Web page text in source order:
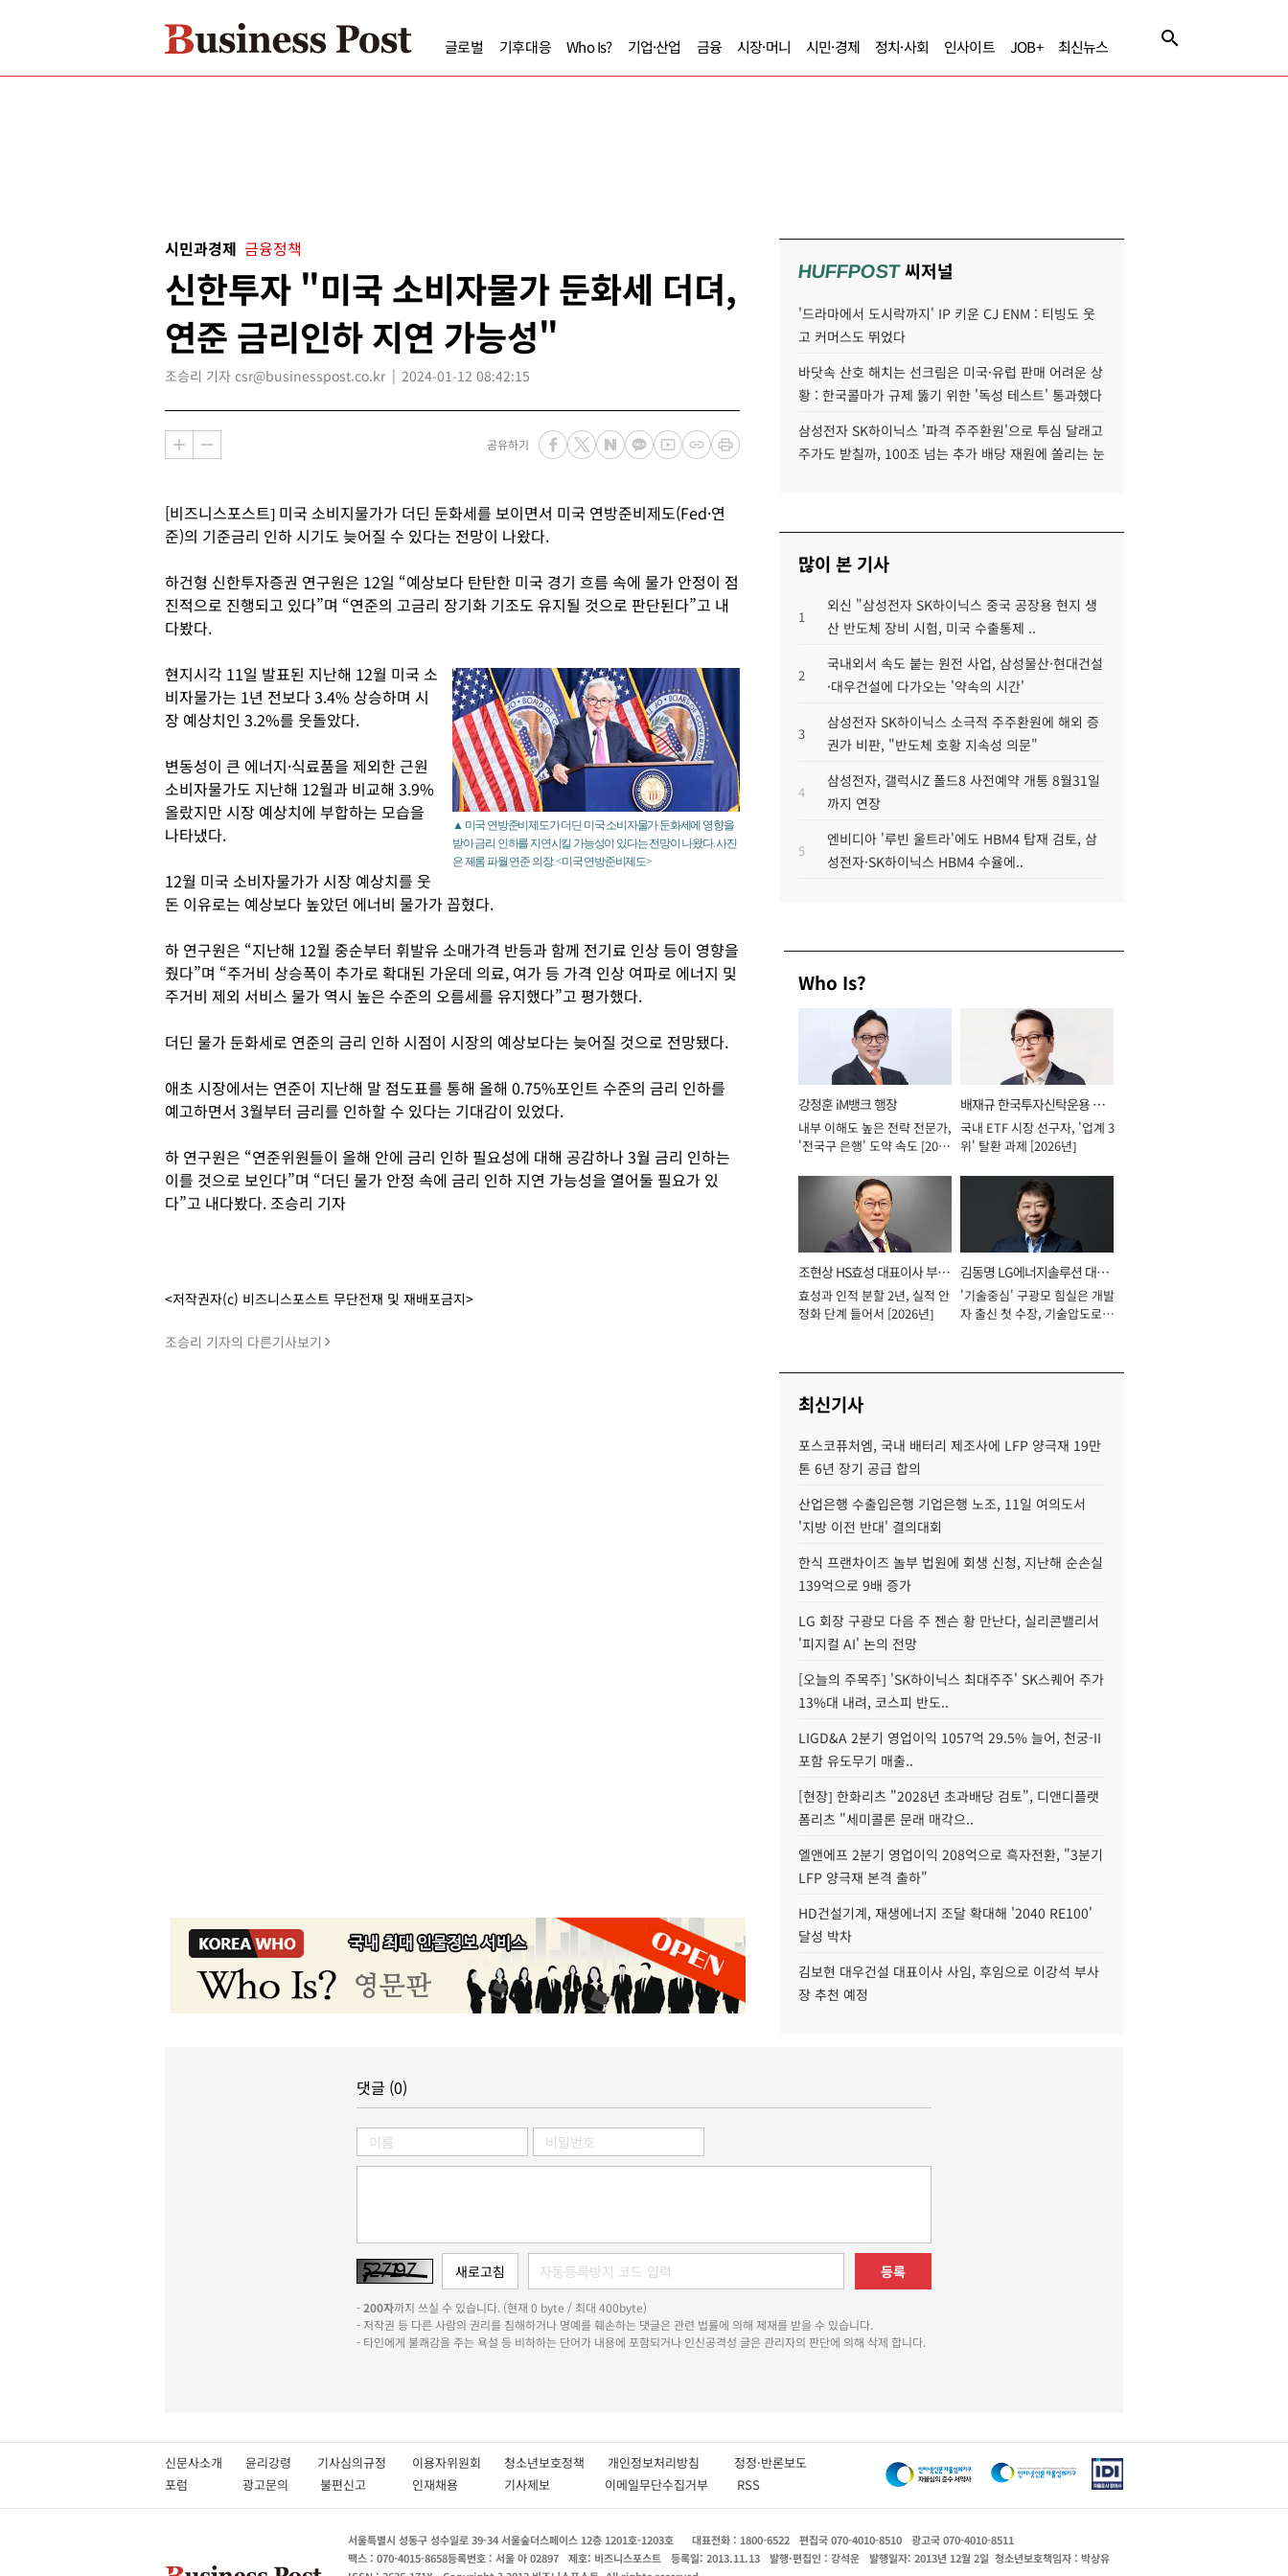
글로벌 기후대응 Who Is? 기업·산업 금융 시장·머니 시민·경제 정치·사회 인사이트 JOB+ 최신뉴스
시민과경제 금융정책
신한투자 "미국 소비자물가 둔화세 더뎌,
연준 금리인하 지연 가능성"
조승리 기자 csr@businesspost.co.kr 2024-01-12 08:42:15
공유하기
[비즈니스포스트] 미국 소비지물가가 더딘 둔화세를 보이면서 미국 연방준비제도(Fed·연
준)의 기준금리 인하 시기도 늦어질 수 있다는 전망이 나왔다.
하건형 신한투자증권 연구원은 12일 “예상보다 탄탄한 미국 경기 흐름 속에 물가 안정이 점
진적으로 진행되고 있다”며 “연준의 고금리 장기화 기조도 유지될 것으로 판단된다”고 내
다봤다.
▲ 미국 연방준비제도가 더딘 미국 소비자물가 둔화세에 영향을
받아 금리 인하를 지연시킬 가능성이 있다는 전망이 나왔다. 사진
은 제롬 파월 연준 의장. <미국 연방준비제도>
현지시각 11일 발표된 지난해 12월 미국 소
비자물가는 1년 전보다 3.4% 상승하며 시
장 예상치인 3.2%를 웃돌았다.
변동성이 큰 에너지·식료품을 제외한 근원
소비자물가도 지난해 12월과 비교해 3.9%
올랐지만 시장 예상치에 부합하는 모습을
나타냈다.
12월 미국 소비자물가가 시장 예상치를 웃
돈 이유로는 예상보다 높았던 에너비 물가가 꼽혔다.
하 연구원은 “지난해 12월 중순부터 휘발유 소매가격 반등과 함께 전기료 인상 등이 영향을
줬다”며 “주거비 상승폭이 추가로 확대된 가운데 의료, 여가 등 가격 인상 여파로 에너지 및
주거비 제외 서비스 물가 역시 높은 수준의 오름세를 유지했다”고 평가했다.
더딘 물가 둔화세로 연준의 금리 인하 시점이 시장의 예상보다는 늦어질 것으로 전망됐다.
애초 시장에서는 연준이 지난해 말 점도표를 통해 올해 0.75%포인트 수준의 금리 인하를
예고하면서 3월부터 금리를 인하할 수 있다는 기대감이 있었다.
하 연구원은 “연준위원들이 올해 안에 금리 인하 필요성에 대해 공감하나 3월 금리 인하는
이를 것으로 보인다”며 “더딘 물가 안정 속에 금리 인하 지연 가능성을 열어둘 필요가 있
다”고 내다봤다. 조승리 기자
<저작권자(c) 비즈니스포스트 무단전재 및 재배포금지>
조승리 기자의 다른기사보기
HUFFPOST씨저널
'드라마에서 도시락까지' IP 키운 CJ ENM : 티빙도 웃
고 커머스도 뛰었다
바닷속 산호 해치는 선크림은 미국·유럽 판매 어려운 상
황 : 한국콜마가 규제 뚫기 위한 '독성 테스트' 통과했다
삼성전자 SK하이닉스 '파격 주주환원'으로 투심 달래고
주가도 받칠까, 100조 넘는 추가 배당 재원에 쏠리는 눈
많이 본 기사
1
외신 "삼성전자 SK하이닉스 중국 공장용 현지 생
산 반도체 장비 시험, 미국 수출통제 ..
2
국내외서 속도 붙는 원전 사업, 삼성물산·현대건설
·대우건설에 다가오는 '약속의 시간'
3
삼성전자 SK하이닉스 소극적 주주환원에 해외 증
권가 비판, "반도체 호황 지속성 의문"
4
삼성전자, 갤럭시Z 폴드8 사전예약 개통 8월31일
까지 연장
5
엔비디아 '루빈 울트라'에도 HBM4 탑재 검토, 삼
성전자·SK하이닉스 HBM4 수율에..
Who Is?
강정훈 iM뱅크 행장
내부 이해도 높은 전략 전문가,
'전국구 은행' 도약 속도 [2026
배재규 한국투자신탁운용 대
표이사 사장
국내 ETF 시장 선구자, '업계 3
위' 탈환 과제 [2026년]
조현상 HS효성 대표이사 부회
장
효성과 인적 분할 2년, 실적 안
정화 단계 들어서 [2026년]
김동명 LG에너지솔루션 대표
이사 사장
'기술중심' 구광모 힘실은 개발
자 출신 첫 수장, 기술압도로
최신기사
포스코퓨처엠, 국내 배터리 제조사에 LFP 양극재 19만
톤 6년 장기 공급 합의
산업은행 수출입은행 기업은행 노조, 11일 여의도서
'지방 이전 반대' 결의대회
한식 프랜차이즈 놀부 법원에 회생 신청, 지난해 순손실
139억으로 9배 증가
LG 회장 구광모 다음 주 젠슨 황 만난다, 실리콘밸리서
'피지컬 AI' 논의 전망
[오늘의 주목주] 'SK하이닉스 최대주주' SK스퀘어 주가
13%대 내려, 코스피 반도..
LIGD&A 2분기 영업이익 1057억 29.5% 늘어, 천궁-II
포함 유도무기 매출..
[현장] 한화리츠 "2028년 초과배당 검토", 디앤디플랫
폼리츠 "세미콜론 문래 매각으..
엘앤에프 2분기 영업이익 208억으로 흑자전환, "3분기
LFP 양극재 본격 출하"
HD건설기계, 재생에너지 조달 확대해 '2040 RE100'
달성 박차
김보현 대우건설 대표이사 사임, 후임으로 이강석 부사
장 추천 예정
댓글 (0)
등록
-200자까지 쓰실 수 있습니다. (현재 0 byte / 최대 400byte)
- 저작권 등 다른 사람의 권리를 침해하거나 명예를 훼손하는 댓글은 관련 법률에 의해 제재를 받을 수 있습니다.
- 타인에게 불쾌감을 주는 욕설 등 비하하는 단어가 내용에 포함되거나 인신공격성 글은 관리자의 판단에 의해 삭제 합니다.
신문사소개 윤리강령 기사심의규정 이용자위원회 청소년보호정책 개인정보처리방침 정정·반론보도
포럼
광고문의 불편신고 인재채용 기사제보 이메일무단수집거부 RSS
서울특별시 성동구 성수일로 39-34 서울숲더스페이스 12층 1201호-1203호 대표전화 : 1800-6522 편집국 070-4010-8510
광고국 070-4010-8511
팩스 : 070-4015-8658등록번호 : 서울 아 02897 제호: 비즈니스포스트 등록일: 2013.11.13 발행·편집인 : 강석운 발행일자: 2013년 12월 2일 청소년보호책임자 : 박상유